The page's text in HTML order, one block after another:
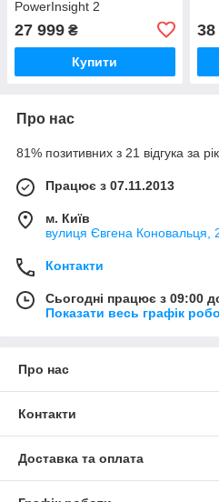
PowerInsight 2
27 999 ₴
Купити
38
Про нас
81% позитивних з 21 відгука за рік
Працює з 07.11.2013
м. Київ
вулиця Євгена Коновальця,
Контакти
Сьогодні працює з 09:00
Показати весь графік
Про нас
Контакти
Доставка та оплата